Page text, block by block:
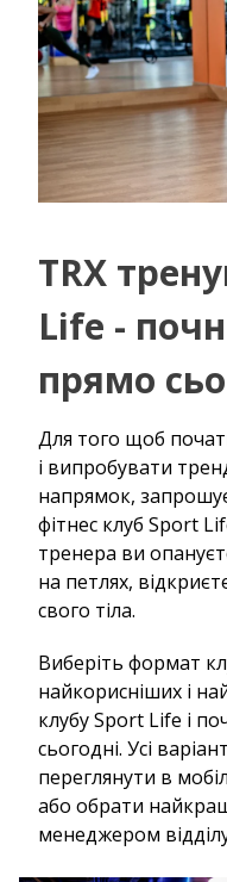
TRX
Life -
прямо
Для того щоб
і випробувати
напрямок,
фітнес клуб Sport
тренера ви
на петлях,
свого тіла.
Виберіть формат
найкорисніших і
клубу Sport Life і
сьогодні. Усі
переглянути в
або обрати
менеджером